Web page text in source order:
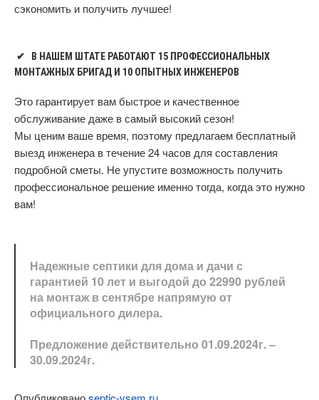
сэкономить и получить лучшее!
✔
В НАШЕМ ШТАТЕ РАБОТАЮТ 15 ПРОФЕССИОНАЛЬНЫХ
МОНТАЖНЫХ БРИГАД И 10 ОПЫТНЫХ ИНЖЕНЕРОВ
Это гарантирует вам быстрое и качественное
обслуживание даже в самый высокий сезон!
Мы ценим ваше время, поэтому предлагаем бесплатный
выезд инженера в течение 24 часов для составления
подробной сметы. Не упустите возможность получить
профессиональное решение именно тогда, когда это нужно
вам!
Надежные септики для дома и дачи с
гарантией 10 лет и выгодой до 22990 рублей
на монтаж в сентябре напрямую от
официального дилера.
Предложение действительно 01.09.2024г. –
30.09.2024г.